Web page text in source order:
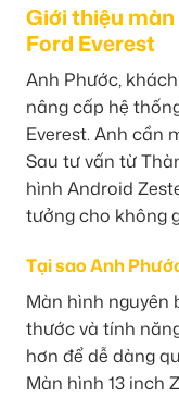
Giới thiệu màn
Ford Everest
Anh Phước,
nâng cấp hệ
Everest. Anh cần
Sau tư vấn từ
hình Android
tưởng cho không
Tại sao Anh
Màn hình nguyên
thước và tính
hơn để dễ dàng
Màn hình 13 inch